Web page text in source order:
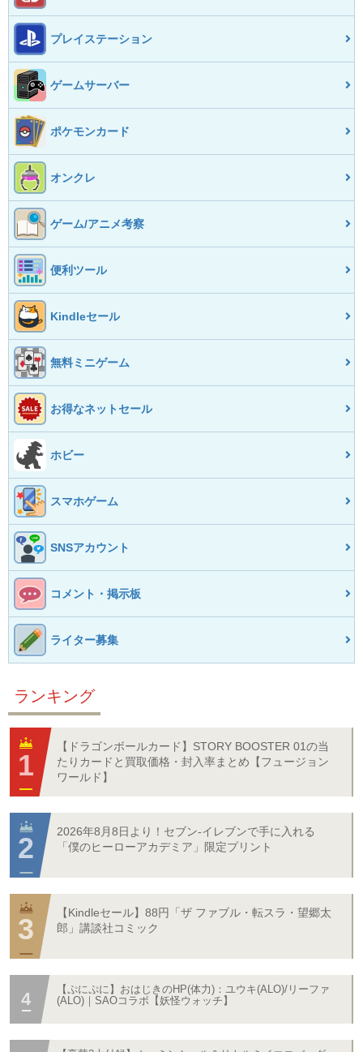
プレイステーション
ゲームサーバー
ポケモンカード
オンクレ
ゲーム/アニメ考察
便利ツール
Kindleセール
無料ミニゲーム
お得なネットセール
ホビー
スマホゲーム
SNSアカウント
コメント・掲示板
ライター募集
ランキング
【ドラゴンボールカード】STORY BOOSTER 01の当
たりカードと買取価格・封入率まとめ【フュージョン
ワールド】
2026年8月8日より！セブン‐イレブンで手に入れる
「僕のヒーローアカデミア」限定プリント
【Kindleセール】88円「ザ ファブル・転スラ・望郷太
郎」講談社コミック
【ぷにぷに】おはじきのHP(体力)：ユウキ(ALO)/リーファ
(ALO)｜SAOコラボ【妖怪ウォッチ】